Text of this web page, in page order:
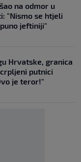
na odmor u
"Nismo se htjeli
jeftiniji"
Hrvatske, granica
putnici
je teror!"